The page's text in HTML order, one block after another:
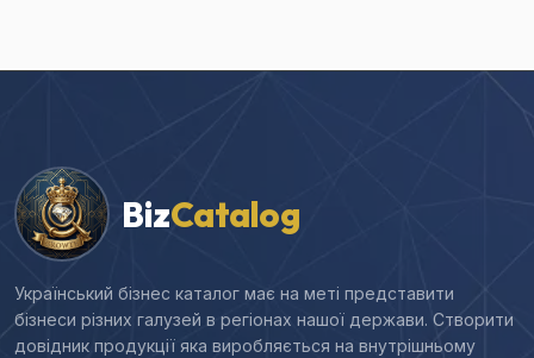
BizCatalog
Український бізнес каталог має на меті представити
бізнеси різних галузей в регіонах нашої держави. Створити
довідник продукції яка виробляється на внутрішньому